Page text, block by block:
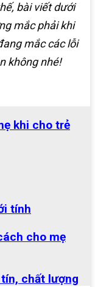
bài viết dưới
mắc phải khi
mắc các lỗi
không nhé!
khi cho trẻ
tính
cho mẹ
chất lượng